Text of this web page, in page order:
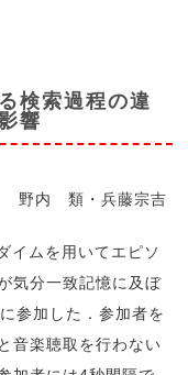
検索過程の違
響
野内 類・兵藤宗吉
イムを用いてエピソ
気分一致記憶に及ぼ
参加した．参加者を
音楽聴取を行わない